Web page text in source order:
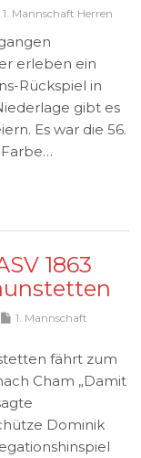
1. Mannschaft Herren
erleben ein
Rückspiel in
gibt es
Es war die 56.
1863
1. Mannschaft
fährt zum
Cham „Damit
Dominik